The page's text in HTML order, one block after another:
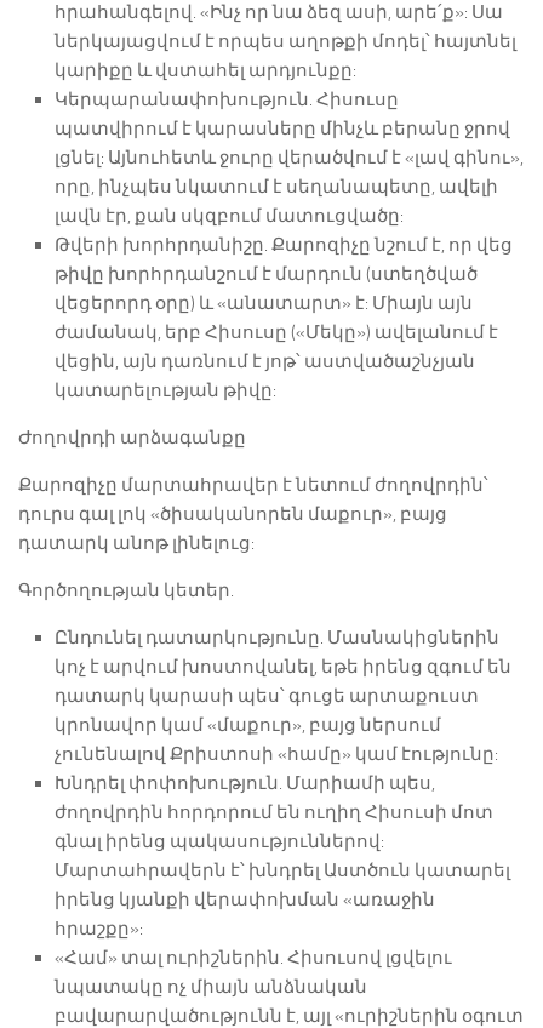
հրահանգելով. «Ինչ որ նա ձեզ ասի, արե՛ք»: Սա
ներկայացվում է որպես աղոթքի մոդել՝ հայտնել
կարիքը և վստահել արդյունքը:
Կերպարանափոխություն. Հիսուսը
պատվիրում է կարասները մինչև բերանը ջրով
լցնել: Այնուհետև ջուրը վերածվում է «լավ գինու»,
որը, ինչպես նկատում է սեղանապետը, ավելի
լավն էր, քան սկզբում մատուցվածը:
Թվերի խորհրդանիշը. Քարոզիչը նշում է, որ վեց
թիվը խորհրդանշում է մարդուն (ստեղծված
վեցերորդ օրը) և «անատարտ» է: Միայն այն
ժամանակ, երբ Հիսուսը («Մեկը») ավելանում է
վեցին, այն դառնում է յոթ՝ աստվածաշնչյան
կատարելության թիվը:
Ժողովրդի արձագանքը
Քարոզիչը մարտահրավեր է նետում ժողովրդին՝
դուրս գալ լոկ «ծիսականորեն մաքուր», բայց
դատարկ անոթ լինելուց:
Գործողության կետեր.
Ընդունել դատարկությունը. Մասնակիցներին
կոչ է արվում խոստովանել, եթե իրենց զգում են
դատարկ կարասի պես՝ գուցե արտաքուստ
կրոնավոր կամ «մաքուր», բայց ներսում
չունենալով Քրիստոսի «համը» կամ էությունը:
Խնդրել փոփոխություն. Մարիամի պես,
ժողովրդին հորդորում են ուղիղ Հիսուսի մոտ
գնալ իրենց պակասություններով:
Մարտահրավերն է՝ խնդրել Աստծուն կատարել
իրենց կյանքի վերափոխման «առաջին
հրաշքը»:
«Համ» տալ ուրիշներին. Հիսուսով լցվելու
նպատակը ոչ միայն անձնական
բավարարվածությունն է, այլ «ուրիշներին օգուտ